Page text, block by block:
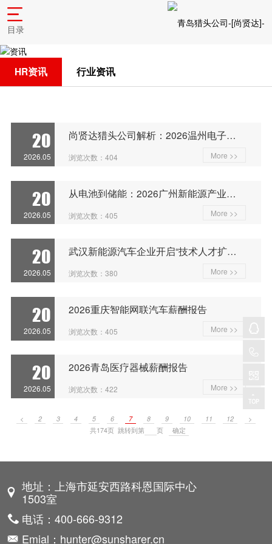
目录
HR资讯 行业资讯
20
2026.05
尚贤达猎头公司解析：2026温州电子商务高端人才需求与发展趋势
浏览次数：404 More >>
20
2026.05
从电池到储能：2026广州新能源产业高端人才需求报告
浏览次数：405 More >>
20
2026.05
武汉新能源汽车企业开启“技术人才扩容期”
浏览次数：380 More >>
20
2026.05
2026重庆智能网联汽车薪酬报告
浏览次数：405 More >>
20
2026.05
2026青岛医疗器械薪酬报告
浏览次数：422 More >>
< 2 3 4 5 6 7 8 9 10 11 12
>
共174页 跳转到第
页
地址：上海市延安西路科恩国际中心
1503室
电话：400-666-9312
Emial：hunter@sunsharer.cn